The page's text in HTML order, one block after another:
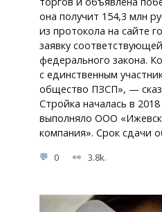
она получит 154,3 млн
из протокола на сайте
заявку
федерального закона.
с единственным
общество ПЗСП», —
Стройка началась в
выполняло ООО
компания». Срок сдачи
0 3.8k.